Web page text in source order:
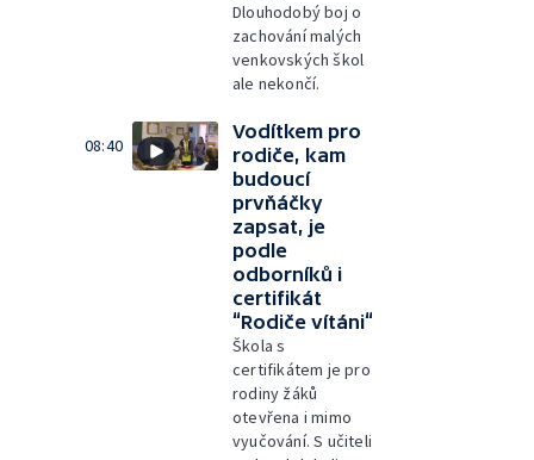
Dlouhodobý boj o
zachování malých
venkovských škol
ale nekončí.
08:40
Vodítkem pro
rodiče, kam
budoucí
prvňáčky
zapsat, je
podle
odborníků i
certifikát
“Rodiče vítáni“
Škola s
certifikátem je pro
rodiny žáků
otevřena i mimo
vyučování. S učiteli